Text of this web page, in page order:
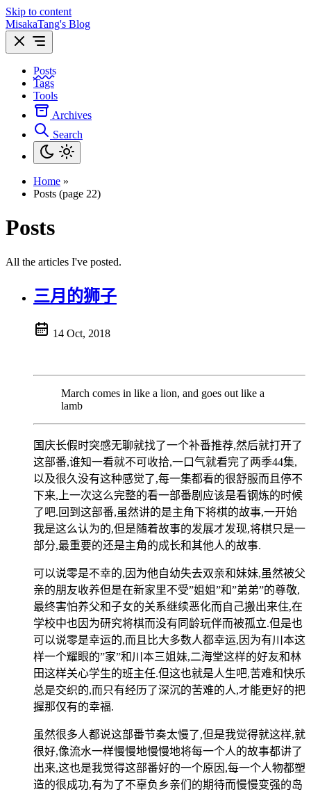
Skip to content
MisakaTang's Blog
Posts
Tags
Tools
Archives
Search
Home »
Posts (page 22)
Posts
All the articles I've posted.
三月的狮子
14 Oct, 2018
March comes in like a lion, and goes out like a
lamb
国庆长假时突感无聊就找了一个补番推荐,然后就打开了
这部番,谁知一看就不可收拾,一口气就看完了两季44集,
以及很久没有这种感觉了,每一集都看的很舒服而且停不
下来,上一次这么完整的看一部番剧应该是看钢炼的时候
了吧.回到这部番,虽然讲的是主角下将棋的故事,一开始
我是这么认为的,但是随着故事的发展才发现,将棋只是一
部分,最重要的还是主角的成长和其他人的故事.
可以说零是不幸的,因为他自幼失去双亲和妹妹,虽然被父
亲的朋友收养但是在新家里不受”姐姐”和”弟弟”的尊敬,
最终害怕养父和子女的关系继续恶化而自己搬出来住,在
学校中也因为研究将棋而没有同龄玩伴而被孤立.但是也
可以说零是幸运的,而且比大多数人都幸运,因为有川本这
样一个耀眼的”家”和川本三姐妹,二海堂这样的好友和林
田这样关心学生的班主任.但这也就是人生吧,苦难和快乐
总是交织的,而只有经历了深沉的苦难的人,才能更好的把
握那仅有的幸福.
虽然很多人都说这部番节奏太慢了,但是我觉得就这样,就
很好,像流水一样慢慢地慢慢地将每一个人的故事都讲了
出来,这也是我觉得这部番好的一个原因,每一个人物都塑
造的很成功,有为了不辜负乡亲们的期待而慢慢变强的岛